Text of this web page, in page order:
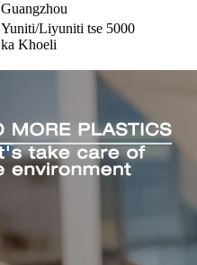
Guangzhou
Yuniti/Liyuniti tse 5000
ka Khoeli